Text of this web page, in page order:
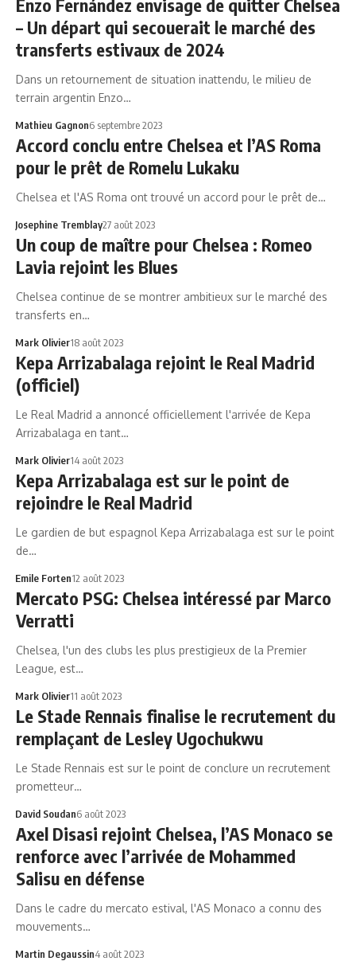
– Un départ qui secouerait le marché des
transferts estivaux de 2024
Dans un retournement de situation inattendu, le milieu de
terrain argentin Enzo…
Mathieu Gagnon6 septembre 2023
Accord conclu entre Chelsea et l’AS Roma
pour le prêt de Romelu Lukaku
Chelsea et l'AS Roma ont trouvé un accord pour le prêt de…
Josephine Tremblay27 août 2023
Un coup de maître pour Chelsea : Romeo
Lavia rejoint les Blues
Chelsea continue de se montrer ambitieux sur le marché des
transferts en…
Mark Olivier18 août 2023
Kepa Arrizabalaga rejoint le Real Madrid
(officiel)
Le Real Madrid a annoncé officiellement l'arrivée de Kepa
Arrizabalaga en tant…
Mark Olivier14 août 2023
Kepa Arrizabalaga est sur le point de
rejoindre le Real Madrid
Le gardien de but espagnol Kepa Arrizabalaga est sur le point
de…
Emile Forten12 août 2023
Mercato PSG: Chelsea intéressé par Marco
Verratti
Chelsea, l'un des clubs les plus prestigieux de la Premier
League, est…
Mark Olivier11 août 2023
Le Stade Rennais finalise le recrutement du
remplaçant de Lesley Ugochukwu
Le Stade Rennais est sur le point de conclure un recrutement
prometteur…
David Soudan6 août 2023
Axel Disasi rejoint Chelsea, l’AS Monaco se
renforce avec l’arrivée de Mohammed
Salisu en défense
Dans le cadre du mercato estival, l'AS Monaco a connu des
mouvements…
Martin Degaussin4 août 2023